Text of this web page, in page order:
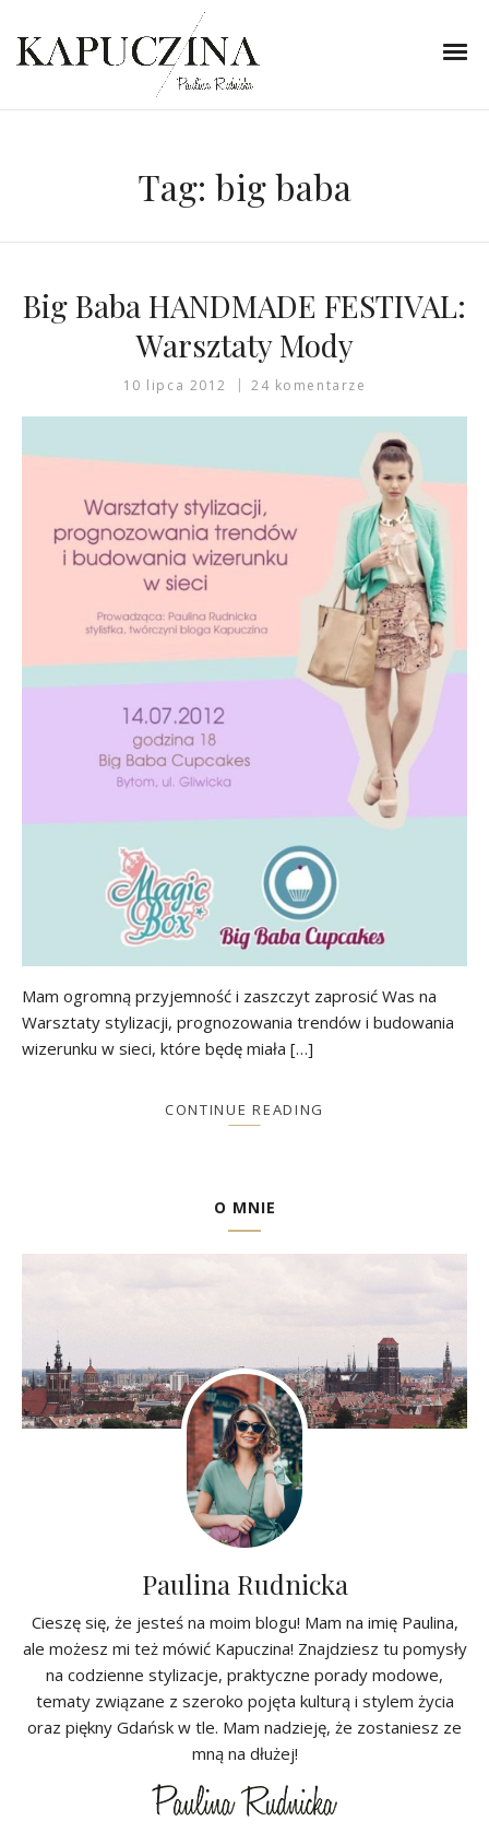
Tag: big baba
Big Baba HANDMADE FESTIVAL:
Warsztaty Mody
10 lipca 2012 24 komentarze
Mam ogromną przyjemność i zaszczyt zaprosić Was na
Warsztaty stylizacji, prognozowania trendów i budowania
wizerunku w sieci, które będę miała […]
CONTINUE READING
O MNIE
Paulina Rudnicka
Cieszę się, że jesteś na moim blogu! Mam na imię Paulina,
ale możesz mi też mówić Kapuczina! Znajdziesz tu pomysły
na codzienne stylizacje, praktyczne porady modowe,
tematy związane z szeroko pojęta kulturą i stylem życia
oraz piękny Gdańsk w tle. Mam nadzieję, że zostaniesz ze
mną na dłużej!